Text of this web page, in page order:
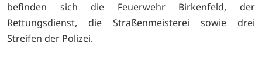
befinden sich die Feuerwehr Birkenfeld, der
Rettungsdienst, die Straßenmeisterei sowie drei
Streifen der Polizei.